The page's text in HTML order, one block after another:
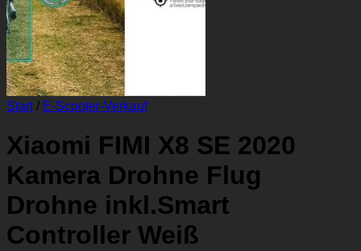
Start / E-Scooter-Verkauf
Xiaomi FIMI X8 SE 2020
Kamera Drohne Flug
Drohne inkl.Smart
Controller Weiß